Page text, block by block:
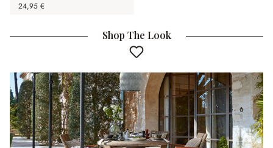
24,95 €
Shop The Look